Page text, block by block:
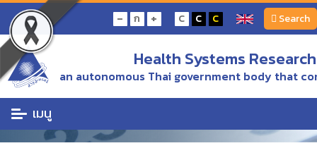
- ก + C C C Search
Health Systems
an autonomous Thai government body that
เมนู
หน้าแรก
Calendar of events
วันคล้ายวันสวรรคตของพระบาทสมเด็จพระปรมินทรมหาภูมิพลอดุลยเดชบรมนาถบพิตร
Calendar of events